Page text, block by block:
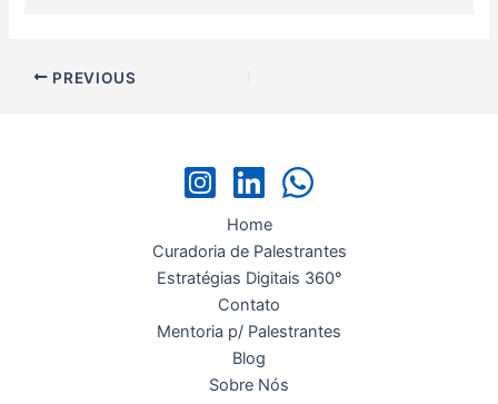
PREVIOUS
Home
Curadoria de Palestrantes
Estratégias Digitais 360°
Contato
Mentoria p/ Palestrantes
Blog
Sobre Nós